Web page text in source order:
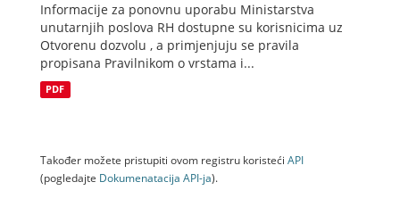
Informacije za ponovnu uporabu Ministarstva
unutarnjih poslova RH dostupne su korisnicima uz
Otvorenu dozvolu , a primjenjuju se pravila
propisana Pravilnikom o vrstama i...
PDF
Također možete pristupiti ovom registru koristeći API
(pogledajte Dokumenаtаcijа API-jа).